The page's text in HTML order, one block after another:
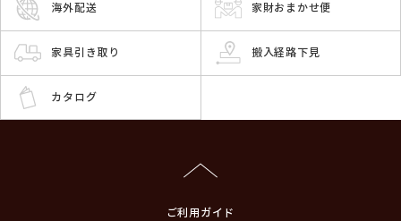
海外配送 家財おまかせ便
家具引き取り 搬入経路下見
カタログ
ご利用ガイド